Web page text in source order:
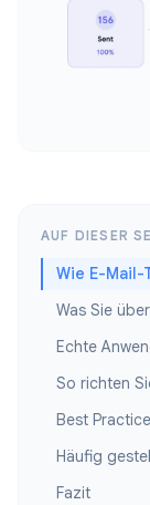
AUF DIESER
Wie E-
So richten
Best
Häufig
Fazit